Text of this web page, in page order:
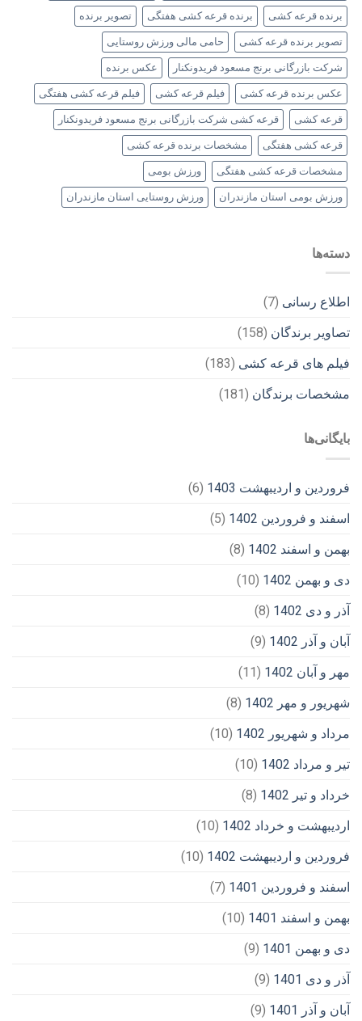
برنده قرعه کشی برنده قرعه کشی هفتگی تصویر برنده
تصویر برنده قرعه کشی حامی مالی ورزش روستایی
شرکت بازرگانی برنج مسعود فریدونکنار عکس برنده
عکس برنده قرعه کشی فیلم قرعه کشی فیلم قرعه کشی هفتگی
قرعه کشی قرعه کشی شرکت بازرگانی برنج مسعود فریدونکنار
قرعه کشی هفتگی مشخصات برنده قرعه کشی
مشخصات قرعه کشی هفتگی ورزش بومی
ورزش بومی استان مازندران ورزش روستایی استان مازندران
دسته‌ها
اطلاع رسانی (7)
تصاویر برندگان (158)
فیلم های قرعه کشی (183)
مشخصات برندگان (181)
بایگانی‌ها
فروردین و اردیبهشت 1403
(6)
اسفند و فروردین 1402
(5)
بهمن و اسفند 1402
(8)
دی و بهمن 1402
(10)
آذر و دی 1402
(8)
آبان و آذر 1402
(9)
مهر و آبان 1402
(11)
شهریور و مهر 1402
(8)
مرداد و شهریور 1402
(10)
تیر و مرداد 1402
(10)
خرداد و تیر 1402
(8)
اردیبهشت و خرداد 1402
(10)
فروردین و اردیبهشت 1402
(10)
اسفند و فروردین 1401
(7)
بهمن و اسفند 1401
(10)
دی و بهمن 1401
(9)
آذر و دی 1401
(9)
آبان و آذر 1401
(9)